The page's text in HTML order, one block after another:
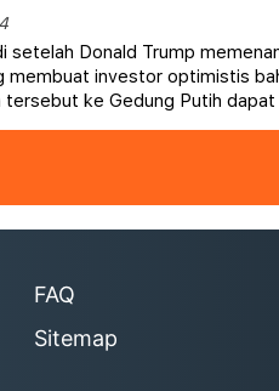
setelah Donald Trump
membuat investor optimistis
tersebut ke Gedung Putih
FAQ
Sitemap